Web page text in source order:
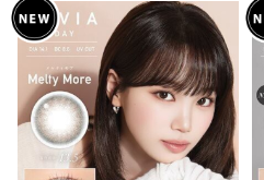
ハーフ ブラウン ブラック 高
含水 裸眼風 自然